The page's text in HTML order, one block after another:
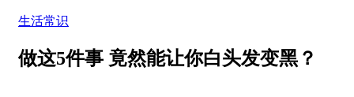
生活常识
做这5件事 竟然能让你白头发变黑？